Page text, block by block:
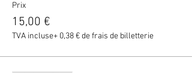
Prix
15,00 €
TVA incluse+ 0,38 € de frais de billetterie